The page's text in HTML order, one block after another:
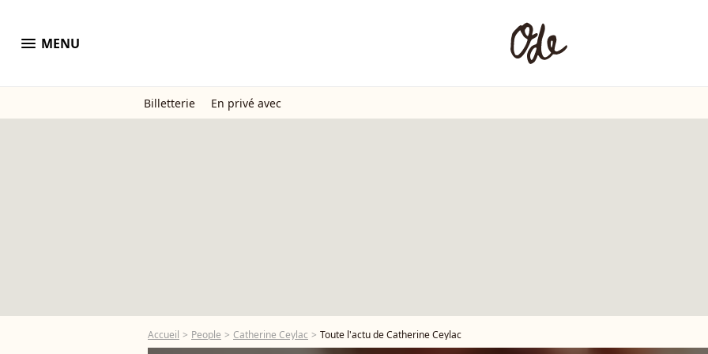
menu MENU
Billetterie En privé avec
Accueil People Catherine Ceylac Toute l'actu de Catherine Ceylac